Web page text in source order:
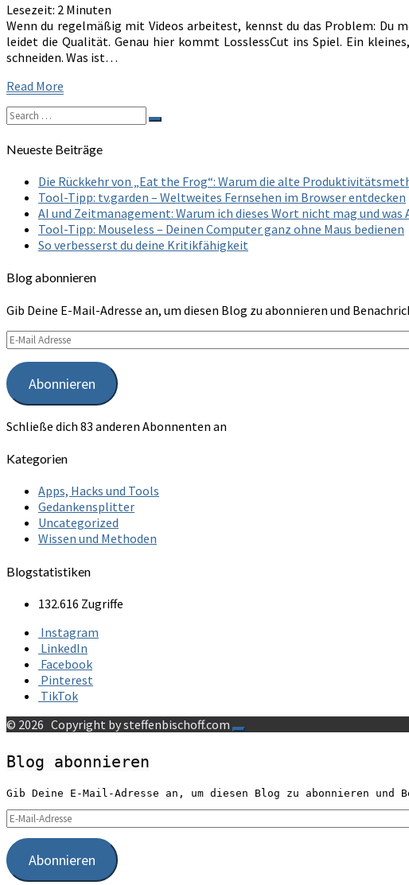
perfekte
Tool
für
schnellen
Videoschnitt
ohne
Qualitätsverlust
Lesezeit: 2 Minuten
Wenn du regelmäßig mit Videos arbeitest, kennst du das Problem: Du
leidet die Qualität. Genau hier kommt LosslessCut ins Spiel. Ein
schneiden. Was ist…
Read More
Search
for:
Search
Neueste Beiträge
Die Rückkehr von „Eat the Frog“: Warum die alte
Tool-Tipp: tv.garden – Weltweites Fernsehen im Browser entdecken
AI und Zeitmanagement: Warum ich dieses Wort nicht mag und
Tool-Tipp: Mouseless – Deinen Computer ganz ohne Maus bedienen
So verbesserst du deine Kritikfähigkeit
Blog abonnieren
Gib Deine E-Mail-Adresse an, um diesen Blog zu abonnieren und
E-
Mail
Adresse
Abonnieren
Schließe dich 83 anderen Abonnenten an
Kategorien
Apps, Hacks und Tools
Gedankensplitter
Uncategorized
Wissen und Methoden
Blogstatistiken
132.616 Zugriffe
Instagram
LinkedIn
Facebook
Pinterest
TikTok
© 2026 Copyright by steffenbischoff.com
Blog abonnieren
Gib Deine E-Mail-Adresse an, um diesen Blog zu abonnieren
E-
Mail-
Adresse
Abonnieren